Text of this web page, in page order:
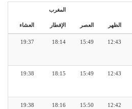
الظهر العصر
المغرب
الإفطار العشاء
12:43
15:49
18:14
19:37
12:43
15:49
18:15
19:38
12:42
15:50
18:16
19:38